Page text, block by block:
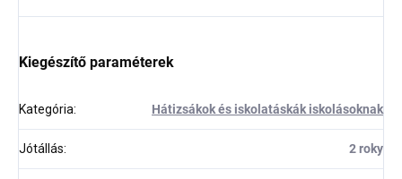
Kiegészítő paraméterek
Kategória: Hátizsákok és iskolatáskák iskolásoknak
Jótállás: 2 roky